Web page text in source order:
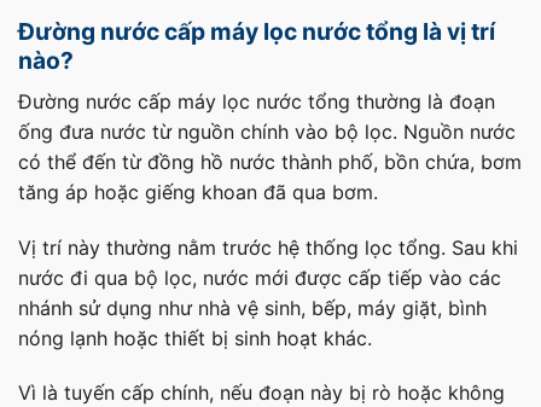
Đường nước cấp máy lọc nước tổng là vị trí
nào?
Đường nước cấp máy lọc nước tổng thường là đoạn
ống đưa nước từ nguồn chính vào bộ lọc. Nguồn nước
có thể đến từ đồng hồ nước thành phố, bồn chứa, bơm
tăng áp hoặc giếng khoan đã qua bơm.
Vị trí này thường nằm trước hệ thống lọc tổng. Sau khi
nước đi qua bộ lọc, nước mới được cấp tiếp vào các
nhánh sử dụng như nhà vệ sinh, bếp, máy giặt, bình
nóng lạnh hoặc thiết bị sinh hoạt khác.
Vì là tuyến cấp chính, nếu đoạn này bị rò hoặc không